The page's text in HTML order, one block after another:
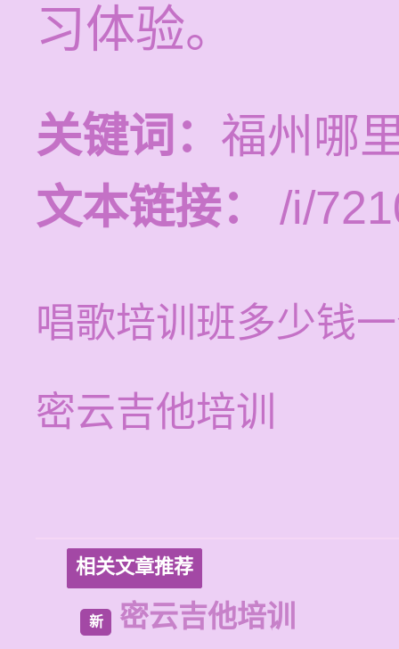
习体验。
关键词： 福州哪
文本链接：
/i/
唱歌培训班多少钱
密云吉他培训
相关文章推荐
新 密云吉他培训